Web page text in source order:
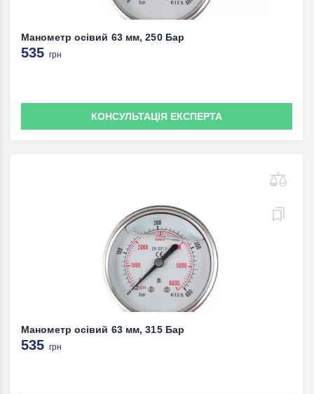
Манометр осівий 63 мм, 250 Бар
535 грн
КОНСУЛЬТАЦІЯ ЕКСПЕРТА
Манометр осівий 63 мм, 315 Бар
535 грн